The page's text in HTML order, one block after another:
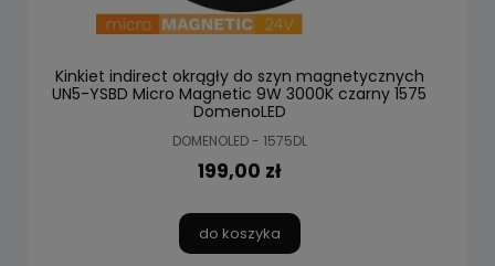
Kinkiet indirect okrągły do szyn magnetycznych
UN5-YSBD Micro Magnetic 9W 3000K czarny 1575
DomenoLED
DOMENOLED - 1575DL
199,00 zł
do koszyka